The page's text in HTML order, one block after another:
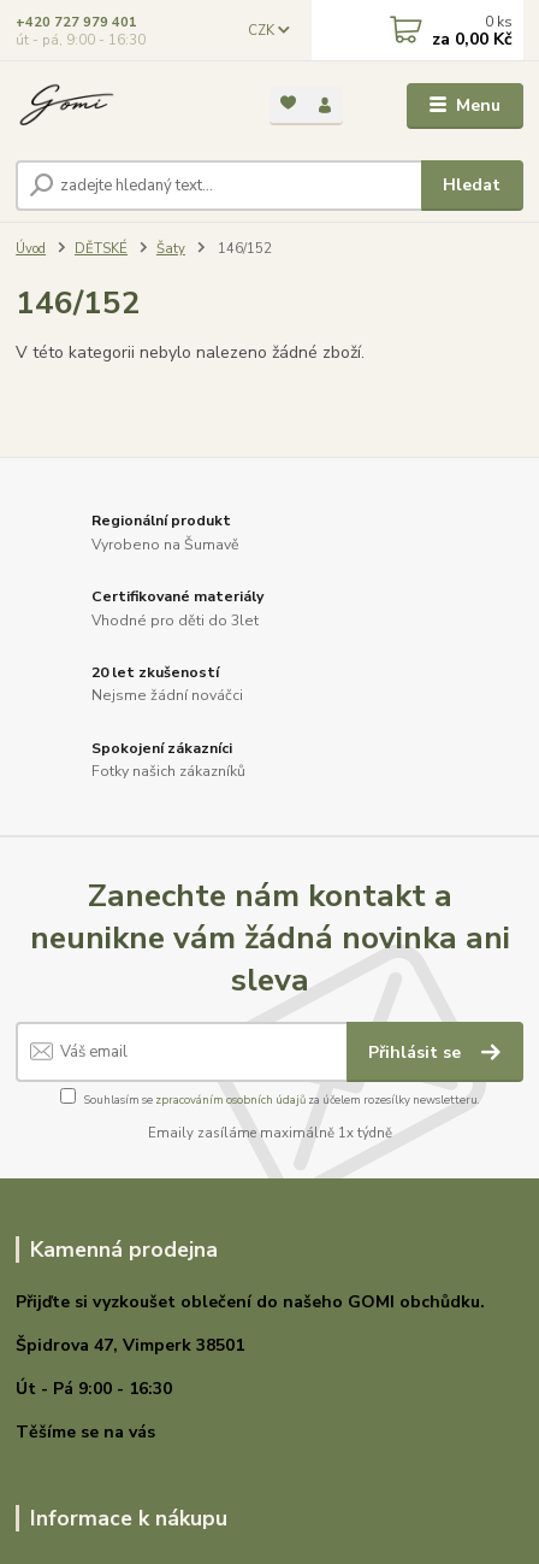
Menu
CZK
Hledat
+420 727 979 401
út - pá, 9:00 - 16:30
0 ks
za 0,00 Kč
Úvod DĚTSKÉ Šaty 146/152
146/152
V této kategorii nebylo nalezeno žádné zboží.
Regionální produkt
Vyrobeno na Šumavě
Certifikované materiály
Vhodné pro děti do 3let
20 let zkušeností
Nejsme žádní nováčci
Spokojení zákazníci
Fotky našich zákazníků
Zanechte nám kontakt a
neunikne vám žádná novinka ani
sleva
Přihlásit se
Souhlasím se zpracováním osobních údajůza účelem rozesílky newsletteru.
Emaily zasíláme maximálně 1x týdně
Kamenná prodejna
Přijďte si vyzkoušet oblečení do našeho GOMI obchůdku.
Špidrova 47,Vimperk 38501
Út - Pá 9:00 - 16:30
Těšíme se na vás
Informace k nákupu